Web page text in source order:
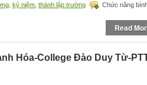
kỷ niệm thành lập trường
Chức năng
Read
Hóa-College Đào Duy Từ-